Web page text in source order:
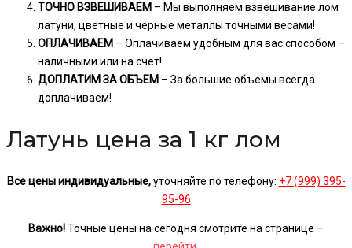
ТОЧНО ВЗВЕШИВАЕМ – Мы выполняем взвешивание лом
латуни, цветные и черные металлы точными весами!
ОПЛАЧИВАЕМ – Оплачиваем удобным для вас способом –
наличными или на счет!
ДОПЛАТИМ ЗА ОБЪЕМ – За большие объемы всегда
доплачиваем!
Латунь цена за 1 кг лом
Все цены индивидуальные,уточняйте по телефону: +7 (999) 395-
95-96
Важно!Точные цены на сегодня смотрите на странице –